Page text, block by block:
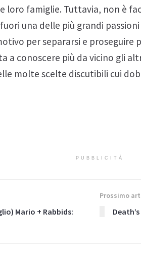
loro famiglie. Tuttavia, non è
una delle più grandi
per separarsi e proseguire
a conoscere più da vicino gli
molte scelte discutibili cui
PUBBLICITÀ
Mario + Rabbids:
Prossimo